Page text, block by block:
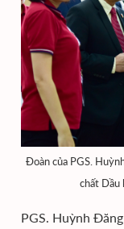
Đoàn của PGS.
chất Dầu
PGS. Huỳnh